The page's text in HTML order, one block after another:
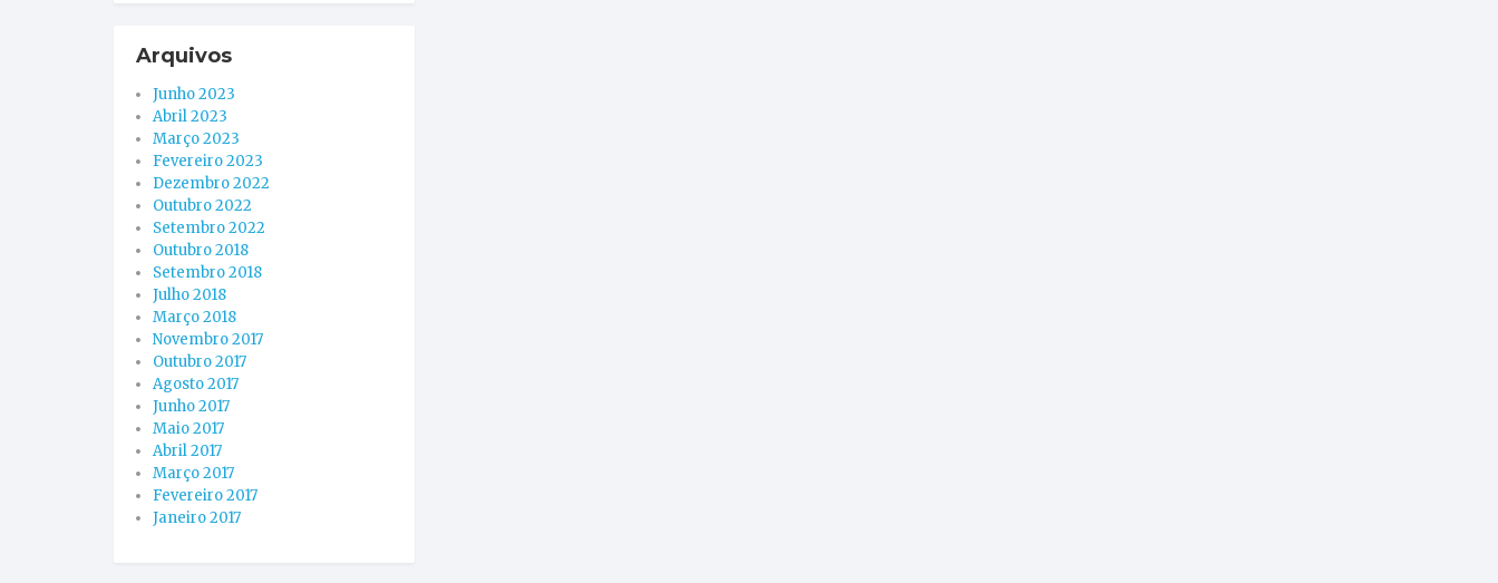
Arquivos
Junho 2023
Abril 2023
Março 2023
Fevereiro 2023
Dezembro 2022
Outubro 2022
Setembro 2022
Outubro 2018
Setembro 2018
Julho 2018
Março 2018
Novembro 2017
Outubro 2017
Agosto 2017
Junho 2017
Maio 2017
Abril 2017
Março 2017
Fevereiro 2017
Janeiro 2017